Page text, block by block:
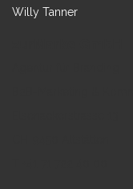
Willy Tanner